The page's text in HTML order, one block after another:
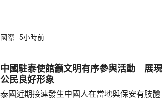
施，打破僵局，難免被批評是不負責任。他認
方面，看不出有什麼戰略。 對於上月國會通過
修改後的新版《皇室典範》，細川批評是執...
國際 5小時前
中國駐泰使館籲文明有序參與活動 展現
公民良好形象
泰國近期接連發生中國人在當地與保安有肢體